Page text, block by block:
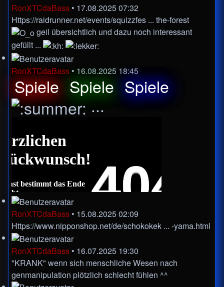
RonXTCdaBass • 17.08.2025 07:32
Https://raidrunner.net/events/squizzfes ... the-forest
geil übersichtlich und dazu noch interessant
gefüllt ...
RonXTCdaBass • 16.08.2025 18:45
Spiele Spiele Spiele
...
RonXTCdaBass • 15.08.2025 02:09
Https://www.nipponshop.net/de/schokokek ... -yama.html
RonXTCdaBass • 16.07.2025 19:30
"KRANK" wenn sich menschliche Wesen nach
genmanipulation plötzlich schlecht fühlen ^^